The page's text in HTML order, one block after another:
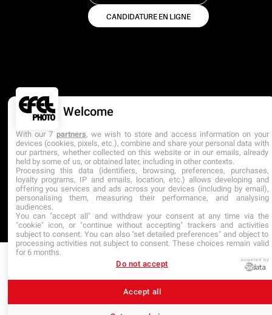
CANDIDATURE EN LIGNE
ÉTABLISSEMENT D’ENSEIGNEMENT SUPÉRIEUR
Welcome
With our 7 partners, we wish to store and access information on your
devices (cookies, pixels, etc.), combine and share your personal data with
our partners, whether collected on this website or in our emails, already
held by some of us, or obtained later, including in other contexts.
Processing this data (identifiers, browsing, preferences, purchases,
loyalty programs, IP and emails, location, etc.) allows developing and
offering you services and ads across your devices (including by email),
personalising them, measuring their performance, and analysing
audiences.
You can "accept all" and withdraw your consent at any time via the
"cookie" icon, or "continue without accepting" trackers and activities
subject to consent. You can also "set detailed preferences" and object to
processing activities not subject to consent. These choices remain valid
for 6 months.
Do not accept
powered by
Accept all